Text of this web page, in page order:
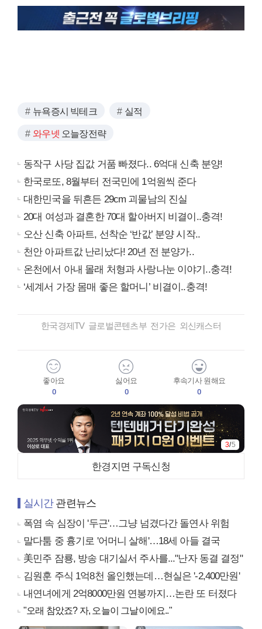
뉴욕증시 빅테크 실적
와우넷 오늘장전략
동작구 사당 집값 거품 빠졌다.. 6억대 신축 분양!
한국로또, 8월부터 전국민에 1억원씩 준다
대한민국을 뒤흔든 29cm 괴물남의 진실
20대 여성과 결혼한 70대 할아버지 비결이..충격!
오산 신축 아파트, 선착순 ‘반값’ 분양 시작..
천안 아파트값 난리났다! 20년 전 분양가..
온천에서 아내 몰래 처형과 사랑나눈 이야기..충격!
‘세계서 가장 몸매 좋은 할머니’ 비결이..충격!
한국경제TV 글로벌콘텐츠부 전가은 외신캐스터
좋아요
0
싫어요
0
후속기사 원해요
0
3/5
한경지면 구독신청
실시간관련뉴스
폭염 속 심장이 '두근'…그냥 넘겼다간 돌연사 위험
말다툼 중 흉기로 '어머니 살해'…18세 아들 결국
美민주 잠룡, 방송 대기실서 주사를..."난자 동결 결정"
김원훈 주식 1억8천 올인했는데…현실은 '-2,400만원'
내연녀에게 2억8000만원 연봉까지…논란 또 터졌다
"오래 참았죠? 자, 오늘이 그날이에요.."